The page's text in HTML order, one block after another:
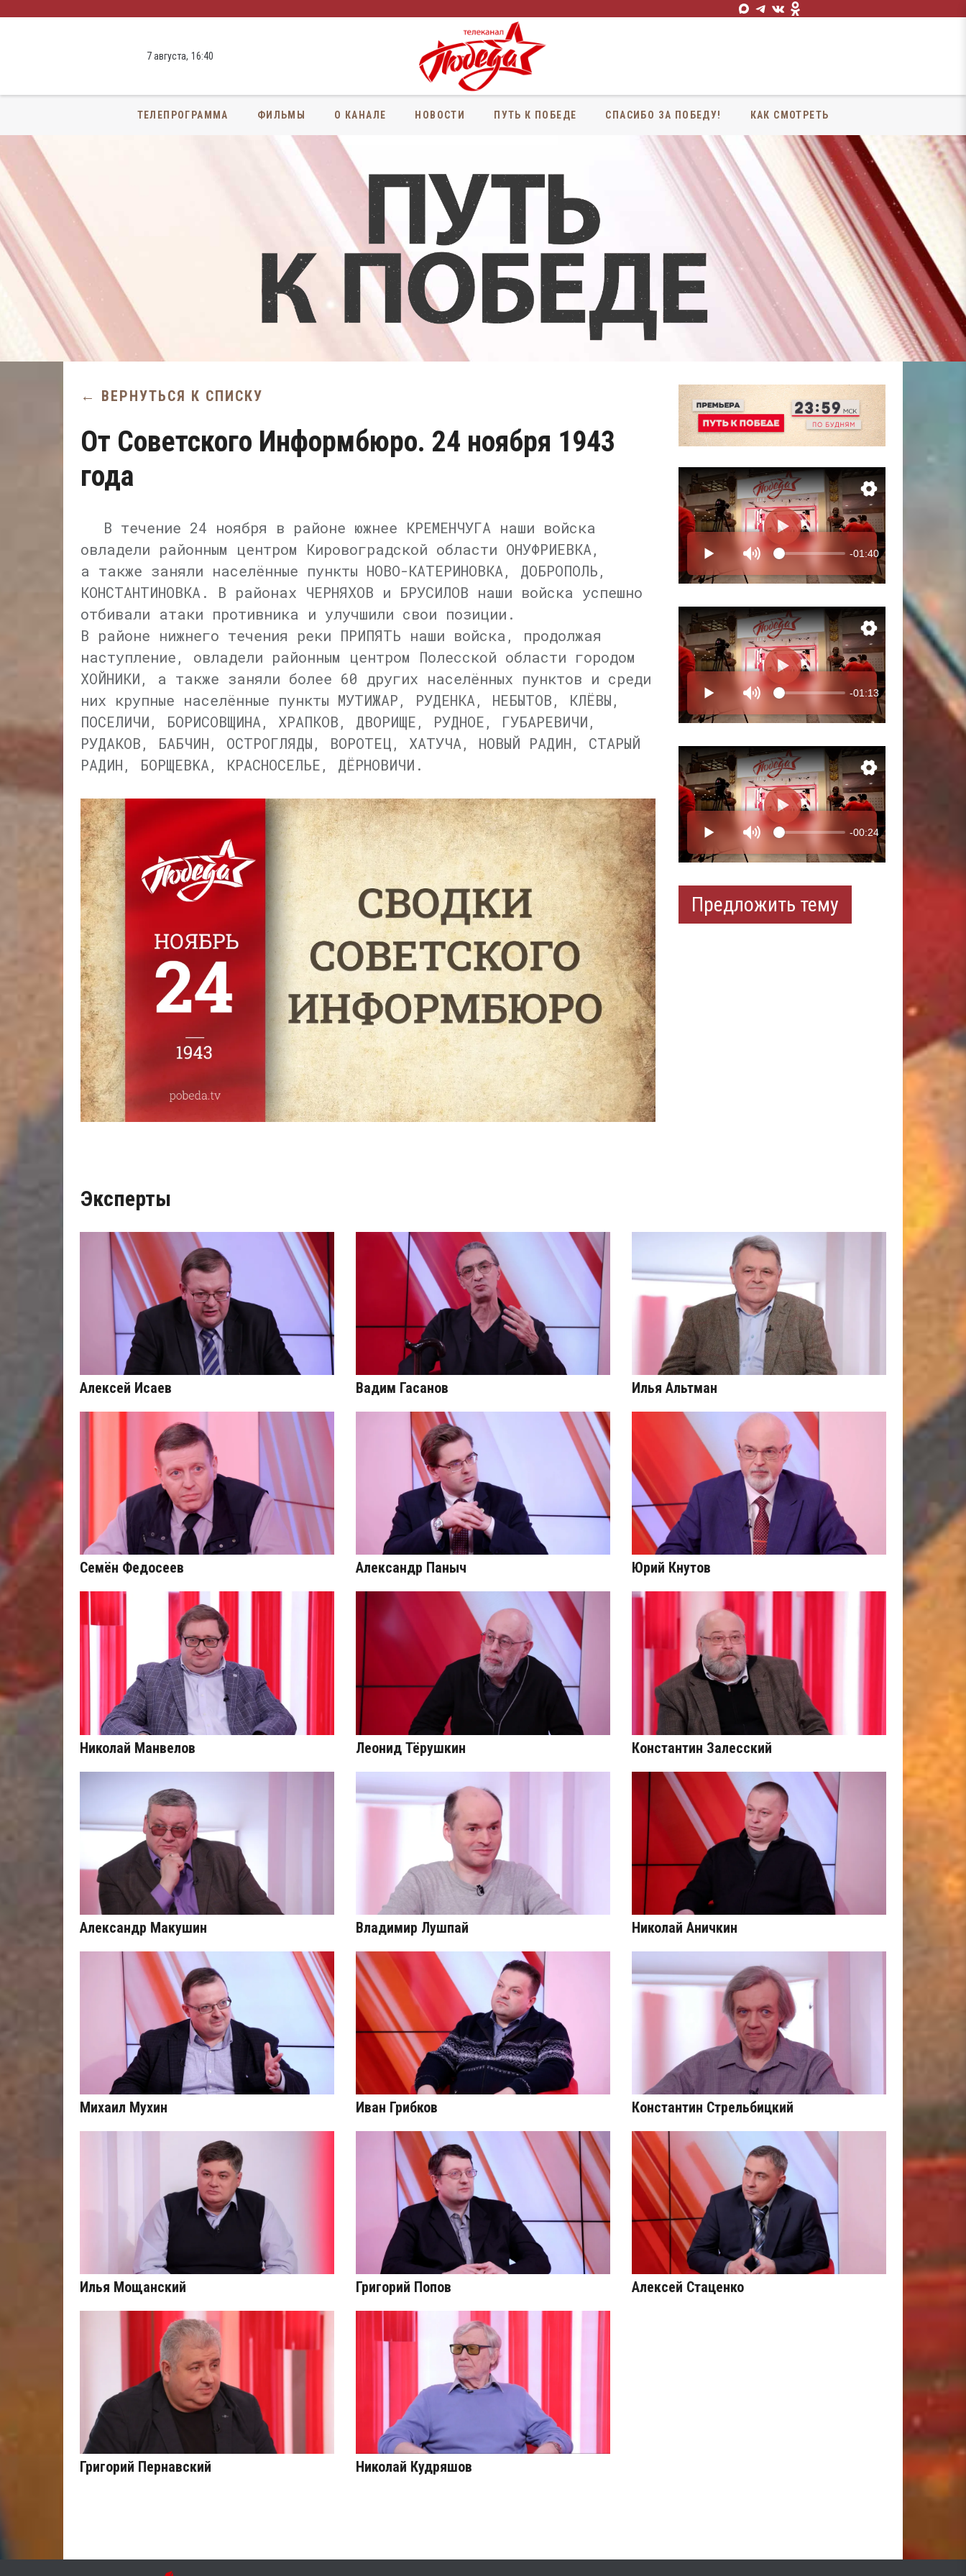
7 августа, 16:40
ТЕЛЕПРОГРАММА ФИЛЬМЫ О КАНАЛЕ НОВОСТИ ПУТЬ К ПОБЕДЕ СПАСИБО ЗА ПОБЕДУ! КАК СМОТРЕТЬ
← ВЕРНУТЬСЯ К СПИСКУ
От Советского Информбюро. 24 ноября 1943
года
В течение 24 ноября в районе южнее КРЕМЕНЧУГА наши войска
овладели районным центром Кировоградской области ОНУФРИЕВКА,
а также заняли населённые пункты НОВО-КАТЕРИНОВКА, ДОБРОПОЛЬ,
КОНСТАНТИНОВКА. В районах ЧЕРНЯХОВ и БРУСИЛОВ наши войска успешно
отбивали атаки противника и улучшили свои позиции.
В районе нижнего течения реки ПРИПЯТЬ наши войска, продолжая
наступление, овладели районным центром Полесской области городом
ХОЙНИКИ, а также заняли более 60 других населённых пунктов и среди
них крупные населённые пункты МУТИЖАР, РУДЕНКА, НЕБЫТОВ, КЛЁВЫ,
ПОСЕЛИЧИ, БОРИСОВЩИНА, ХРАПКОВ, ДВОРИЩЕ, РУДНОЕ, ГУБАРЕВИЧИ,
РУДАКОВ, БАБЧИН, ОСТРОГЛЯДЫ, ВОРОТЕЦ, ХАТУЧА, НОВЫЙ РАДИН, СТАРЫЙ
РАДИН, БОРЩЕBKA, КРАСНОСЕЛЬЕ, ДЁРНОВИЧИ.
Предложить тему
Эксперты
Алексей Исаев Вадим Гасанов Илья Альтман
Семён Федосеев Александр Паныч Юрий Кнутов
Николай Манвелов Леонид Тёрушкин Константин Залесский
Александр Макушин Владимир Лушпай Николай Аничкин
Михаил Мухин Иван Грибков Константин Стрельбицкий
Илья Мощанский Григорий Попов Алексей Стаценко
Григорий Пернавский Николай Кудряшов